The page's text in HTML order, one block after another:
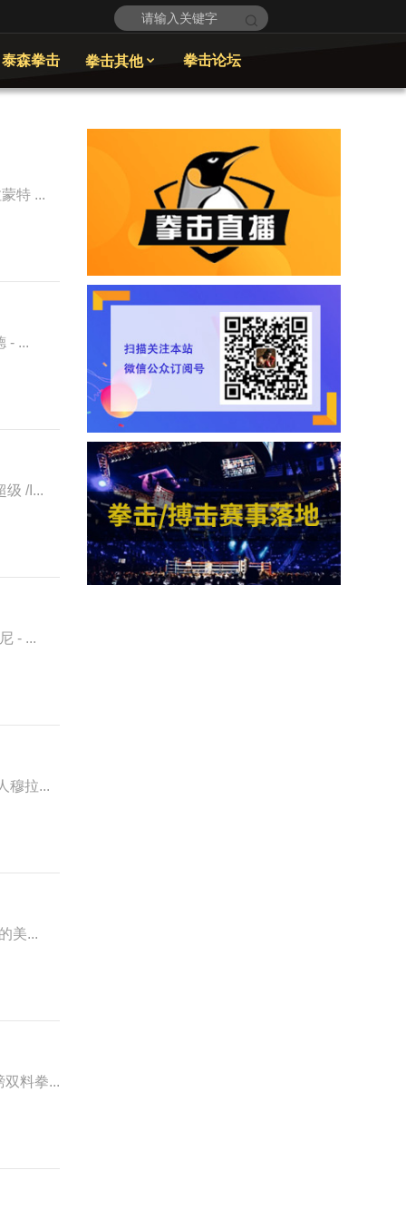
泰森拳击 拳击其他 拳击论坛
特 ...
- ...
级 /I...
- ...
穆拉...
美...
双料拳...